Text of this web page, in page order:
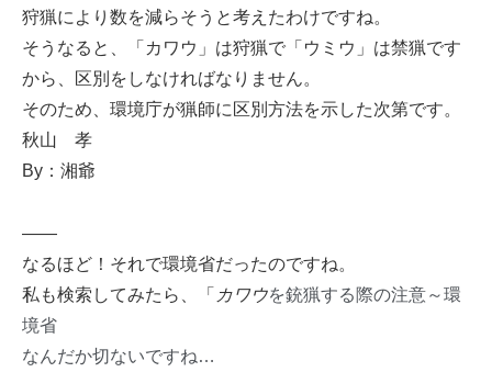
狩猟により数を減らそうと考えたわけですね。
そうなると、「カワウ」は狩猟で「ウミウ」は禁猟です
から、区別をしなければなりません。
そのため、環境庁が猟師に区別方法を示した次第です。
秋山 孝
By：湘爺
——
なるほど！それで環境省だったのですね。
私も検索してみたら、「 カワウを銃猟する際の注意～環
境省
なんだか切ないですね…